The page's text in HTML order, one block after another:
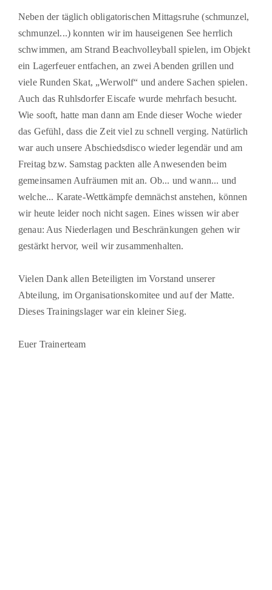
Neben der täglich obligatorischen Mittagsruhe (schmunzel,
schmunzel...) konnten wir im hauseigenen See herrlich
schwimmen, am Strand Beachvolleyball spielen, im Objekt
ein Lagerfeuer entfachen, an zwei Abenden grillen und
viele Runden Skat, „Werwolf“ und andere Sachen spielen.
Auch das Ruhlsdorfer Eiscafe wurde mehrfach besucht.
Wie sooft, hatte man dann am Ende dieser Woche wieder
das Gefühl, dass die Zeit viel zu schnell verging. Natürlich
war auch unsere Abschiedsdisco wieder legendär und am
Freitag bzw. Samstag packten alle Anwesenden beim
gemeinsamen Aufräumen mit an. Ob... und wann... und
welche... Karate-Wettkämpfe demnächst anstehen, können
wir heute leider noch nicht sagen. Eines wissen wir aber
genau: Aus Niederlagen und Beschränkungen gehen wir
gestärkt hervor, weil wir zusammenhalten.
Vielen Dank allen Beteiligten im Vorstand unserer
Abteilung, im Organisationskomitee und auf der Matte.
Dieses Trainingslager war ein kleiner Sieg.
Euer Trainerteam